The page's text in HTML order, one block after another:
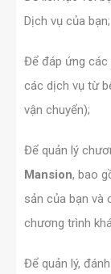
Dịch vụ của bạn;
Để đáp ứng các
các dịch vụ từ
vận chuyển);
Để quản lý
Mansion, bao
sản của bạn và
chương trình
Để quản lý,